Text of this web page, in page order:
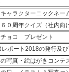
ャラクターニックネー
０周年クイズ（社内向
ョコ プレゼント
ポート2018の発行及び
写真・絵はがきコンテ